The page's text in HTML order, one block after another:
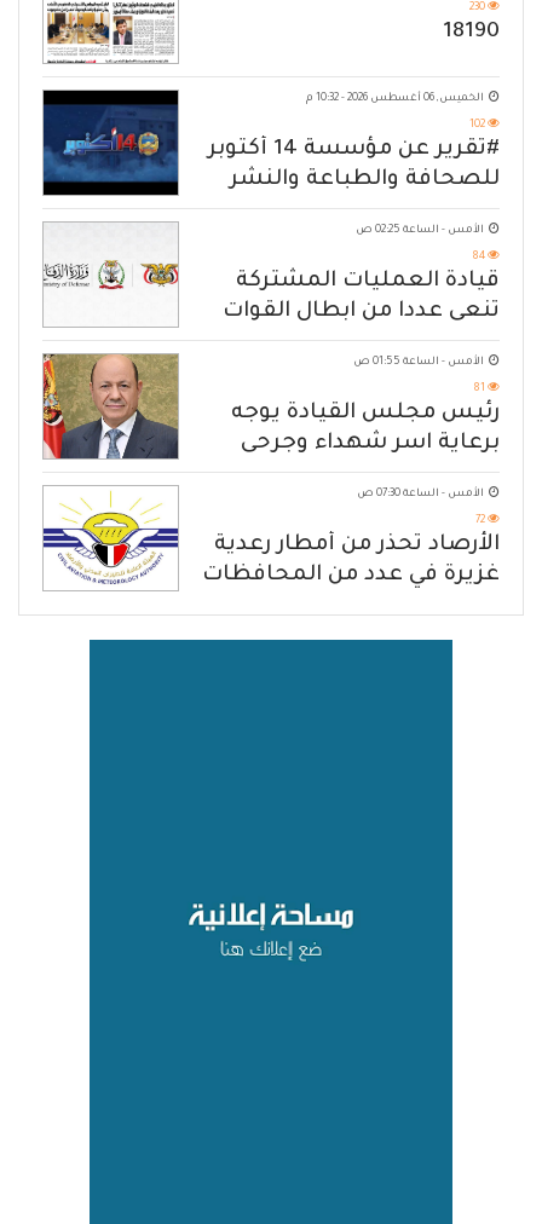
230
18190
الخميس, 06 أغسطس 2026 - 10:32 م
102
#تقرير عن مؤسسة 14 أكتوبر
للصحافة والطباعة والنشر
الأمس - الساعة 02:25 ص
84
قيادة العمليات المشتركة
تنعى عددا من ابطال القوات
المسلحة
الأمس - الساعة 01:55 ص
81
رئيس مجلس القيادة يوجه
برعاية اسر شهداء وجرحى
الهجوم الإرهابي الحوثي والرد
الحازم على مصدر التهديد
الأمس - الساعة 07:30 ص
72
الأرصاد تحذّر من أمطار رعدية
غزيرة في عدد من المحافظات